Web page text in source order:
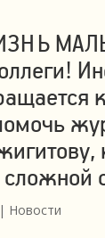
сложной
| Новости